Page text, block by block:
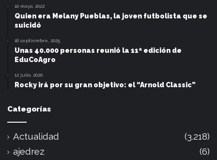
10 mayo, 2022
Quien era Melany Pueblas, la joven futbolista que se
suicidó
16 septiembre, 2025
Unas 40.000 personas reunió la 11ª edición de
EduCoAgro
12 julio, 2020
Rocky irá por su gran objetivo: el “Arnold Classic”
Categorías
Actualidad
(3.218)
ajedrez
(6)